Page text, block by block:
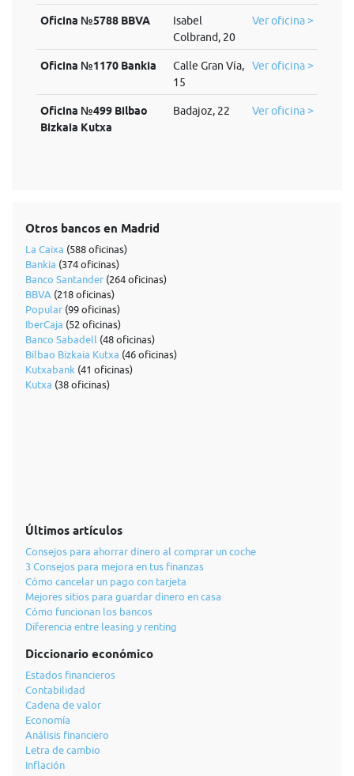
Oficina №5788 BBVA
Isabel
Colbrand, 20
Ver oficina >
Oficina №1170 Bankia
Calle Gran Vía,
15
Ver oficina >
Oficina №499 Bilbao
Bizkaia Kutxa
Badajoz, 22 Ver oficina >
Otros bancos en Madrid
La Caixa (588 oficinas)
Bankia (374 oficinas)
Banco Santander (264 oficinas)
BBVA (218 oficinas)
Popular (99 oficinas)
IberCaja (52 oficinas)
Banco Sabadell (48 oficinas)
Bilbao Bizkaia Kutxa (46 oficinas)
Kutxabank (41 oficinas)
Kutxa (38 oficinas)
Últimos artículos
Consejos para ahorrar dinero al comprar un coche
3 Consejos para mejora en tus finanzas
Cómo cancelar un pago con tarjeta
Mejores sitios para guardar dinero en casa
Cómo funcionan los bancos
Diferencia entre leasing y renting
Diccionario económico
Estados financieros
Contabilidad
Cadena de valor
Economía
Análisis financiero
Letra de cambio
Inflación